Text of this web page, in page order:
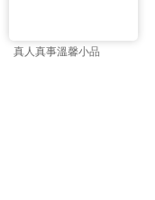
真人真事溫馨小品